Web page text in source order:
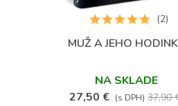
Obľúbené
MUŽ A JEHO
NA SKLADE
27,50 € (s DPH) 37,90
(2)